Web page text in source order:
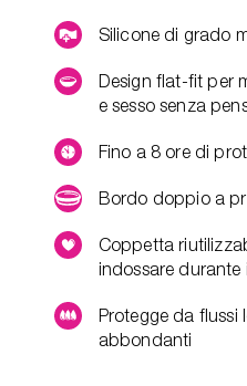
Silicone di grado
Design flat-fit per
e sesso senza
Fino a 8 ore di
Bordo doppio a
Coppetta
indossare durante
Protegge da flussi
abbondanti